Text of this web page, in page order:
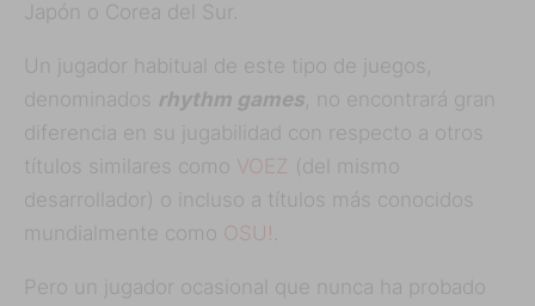
Japón o Corea del Sur.
Un jugador habitual de este tipo de juegos,
denominados rhythm games , no encontrará gran
diferencia en su jugabilidad con respecto a otros
títulos similares como VOEZ (del mismo
desarrollador) o incluso a títulos más conocidos
mundialmente como OSU!
Pero un jugador ocasional que nunca ha probado